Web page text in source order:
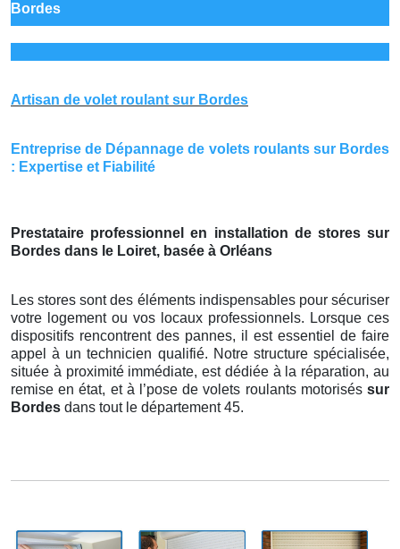
Bordes
Artisan de volet roulant sur Bordes
Entreprise de Dépannage de volets roulants sur Bordes
: Expertise et Fiabilité
Prestataire professionnel en installation de stores sur
Bordes dans le Loiret, basée à Orléans
Les stores sont des éléments indispensables pour sécuriser
votre logement ou vos locaux professionnels. Lorsque ces
dispositifs rencontrent des pannes, il est essentiel de faire
appel à un technicien qualifié. Notre structure spécialisée,
située à proximité immédiate, est dédiée à la réparation, au
remise en état, et à l’pose de volets roulants motorisés sur
Bordes dans tout le département 45.